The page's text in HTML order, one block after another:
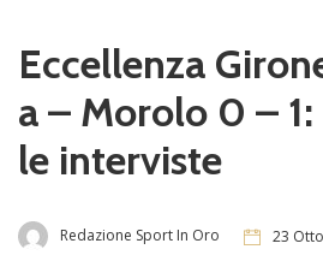
Eccellenza
a – Morolo 0 –
le interviste
Redazione Sport In Oro 23